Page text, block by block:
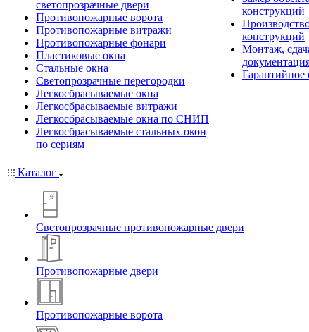
светопрозрачные двери
Противопожарные ворота
Противопожарные витражи
Противопожарные фонари
Пластиковые окна
Стальные окна
Светопрозрачные перегородки
Легкосбрасываемые окна
Легкосбрасываемые витражи
Легкосбрасываемые окна по СНИП
Легкосбрасываемые стальных окон
по сериям
конструкций
конструкций
Монтаж,
Гарантийное
Каталог
Светопрозрачные противопожарные двери
Противопожарные двери
Противопожарные ворота